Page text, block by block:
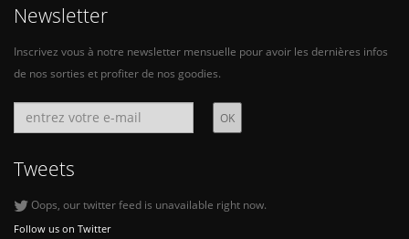
Newsletter
Inscrivez vous à notre newsletter mensuelle pour avoir les dernières infos
de nos sorties et profiter de nos goodies.
Tweets
Oops, our twitter feed is unavailable right now.
Follow us on Twitter